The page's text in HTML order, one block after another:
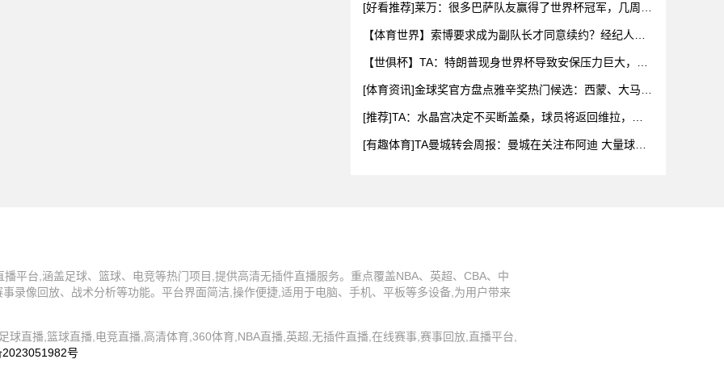
[好看推荐]莱万：很多巴萨队友赢得了世界杯冠军，几周前
【体育世界】索博要求成为副队长才同意续约？经纪人：
【世俱杯】TA：特朗普现身世界杯导致安保压力巨大，决
[体育资讯]金球奖官方盘点雅辛奖热门候选：西蒙、大马
[推荐]TA：水晶宫决定不买断盖桑，球员将返回维拉，今
[有趣体育]TA曼城转会周报：曼城在关注布阿迪 大量球员
平台,涵盖足球、篮球、电竞等热门项目,提供高清无插件直播服务。重点覆盖NBA、英超、CBA、中
录像回放、战术分析等功能。平台界面简洁,操作便捷,适用于电脑、手机、平板等多设备,为用户带来
直播,篮球直播,电竞直播,高清体育,360体育,NBA直播,英超,无插件直播,在线赛事,赛事回放,直播平台,
2023051982号